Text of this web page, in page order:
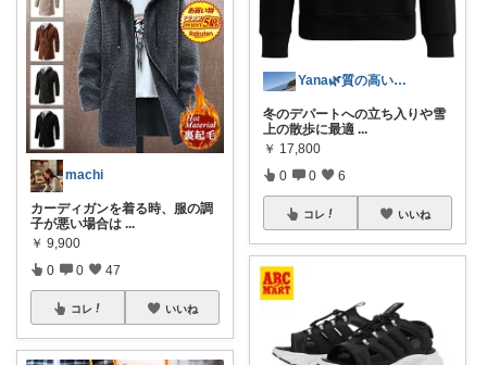
machi
カーディガンを着る時、服の調
子が悪い場合は ...
￥ 9,900
0 0 47
コレ いいね
Yana🌿質の高い暮らしのROOM
冬のデパートへの立ち入りや雪
上の散歩に最適 ...
￥ 17,800
0 0 6
コレ いいね